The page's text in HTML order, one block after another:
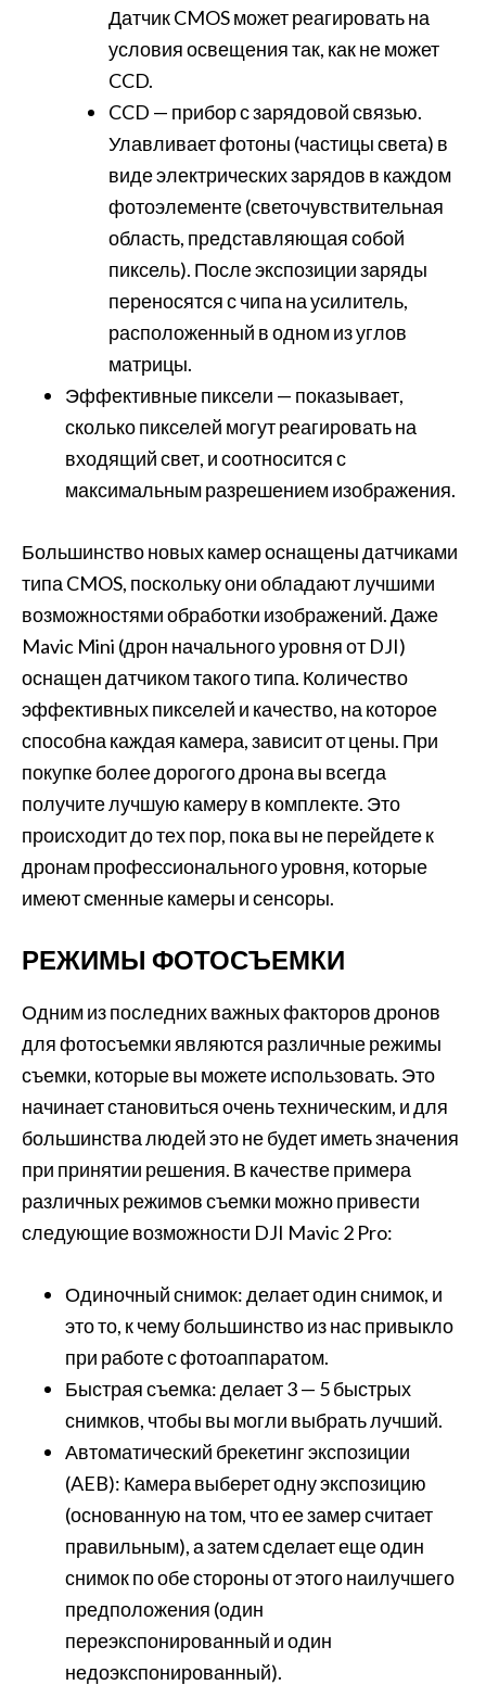
Датчик CMOS может реагировать на
условия освещения так, как не может
CCD.
CCD — прибор с зарядовой связью.
Улавливает фотоны (частицы света) в
виде электрических зарядов в каждом
фотоэлементе (светочувствительная
область, представляющая собой
пиксель). После экспозиции заряды
переносятся с чипа на усилитель,
расположенный в одном из углов
матрицы.
Эффективные пиксели — показывает,
сколько пикселей могут реагировать на
входящий свет, и соотносится с
максимальным разрешением изображения.
Большинство новых камер оснащены датчиками
типа CMOS, поскольку они обладают лучшими
возможностями обработки изображений. Даже
Mavic Mini (дрон начального уровня от DJI)
оснащен датчиком такого типа. Количество
эффективных пикселей и качество, на которое
способна каждая камера, зависит от цены. При
покупке более дорогого дрона вы всегда
получите лучшую камеру в комплекте. Это
происходит до тех пор, пока вы не перейдете к
дронам профессионального уровня, которые
имеют сменные камеры и сенсоры.
РЕЖИМЫ ФОТОСЪЕМКИ
Одним из последних важных факторов дронов
для фотосъемки являются различные режимы
съемки, которые вы можете использовать. Это
начинает становиться очень техническим, и для
большинства людей это не будет иметь значения
при принятии решения. В качестве примера
различных режимов съемки можно привести
следующие возможности DJI Mavic 2 Pro:
Одиночный снимок: делает один снимок, и
это то, к чему большинство из нас привыкло
при работе с фотоаппаратом.
Быстрая съемка: делает 3 — 5 быстрых
снимков, чтобы вы могли выбрать лучший.
Автоматический брекетинг экспозиции
(AEB): Камера выберет одну экспозицию
(основанную на том, что ее замер считает
правильным), а затем сделает еще один
снимок по обе стороны от этого наилучшего
предположения (один
переэкспонированный и один
недоэкспонированный).